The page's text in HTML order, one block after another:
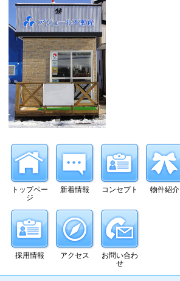
トップペー
ジ
新着情報 コンセプト 物件紹介
採用情報 アクセス
お問い合わ
せ